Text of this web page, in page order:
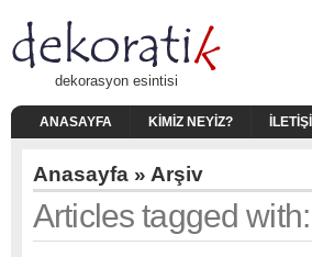
dekorasyon esintisi
ANASAYFA KIMIZ NEYIZ?
Anasayfa » Arşiv
Articles tagged